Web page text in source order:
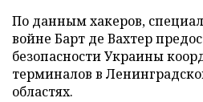
По данным хакеров,
войне Барт де Вахтер
безопасности Украины
терминалов в
областях.